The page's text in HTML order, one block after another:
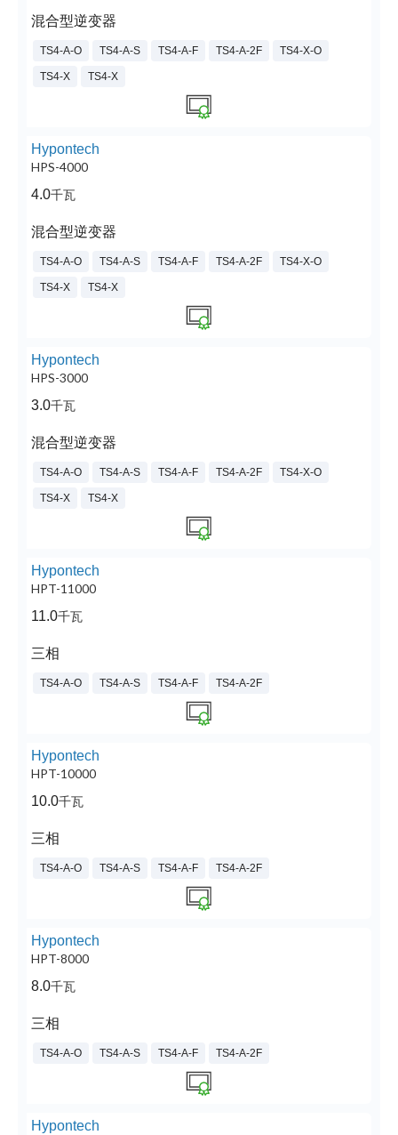
混合型逆变器
TS4-A-O TS4-A-S TS4-A-F TS4-A-2F TS4-X-O
TS4-X TS4-X
Hypontech
HPS-4000
4.0千瓦
混合型逆变器
TS4-A-O TS4-A-S TS4-A-F TS4-A-2F TS4-X-O
TS4-X TS4-X
Hypontech
HPS-3000
3.0千瓦
混合型逆变器
TS4-A-O TS4-A-S TS4-A-F TS4-A-2F TS4-X-O
TS4-X TS4-X
Hypontech
HPT-11000
11.0千瓦
三相
TS4-A-O TS4-A-S TS4-A-F TS4-A-2F
Hypontech
HPT-10000
10.0千瓦
三相
TS4-A-O TS4-A-S TS4-A-F TS4-A-2F
Hypontech
HPT-8000
8.0千瓦
三相
TS4-A-O TS4-A-S TS4-A-F TS4-A-2F
Hypontech